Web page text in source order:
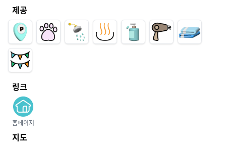
제공
링크
홈페이지
지도